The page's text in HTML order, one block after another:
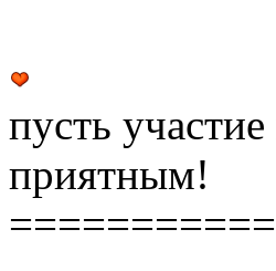
пусть
приятным!